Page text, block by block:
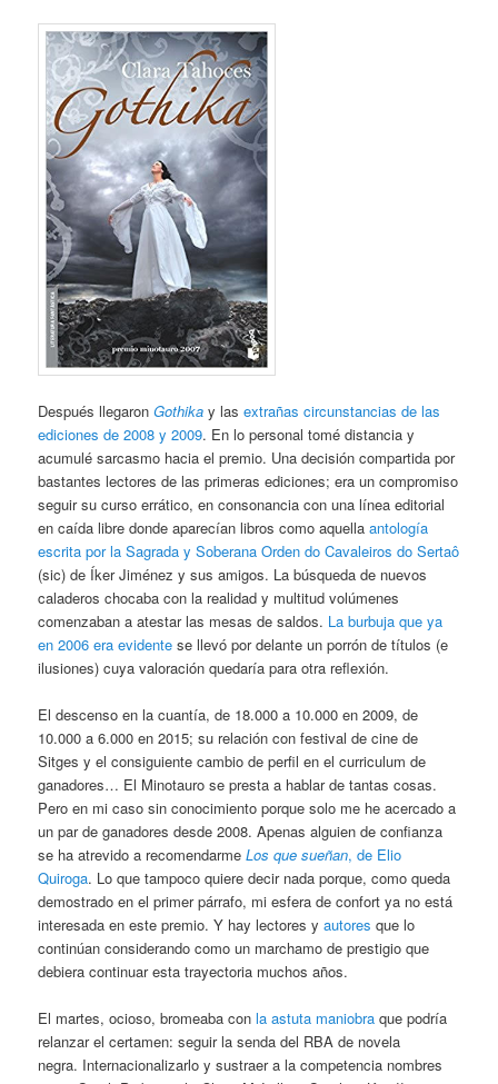
Después llegaronGothika y lasextrañas circunstancias de las
ediciones de 2008 y 2009. En lo personal tomé distancia y
acumulé sarcasmo hacia el premio. Una decisión compartida por
bastantes lectores de las primeras ediciones; era un compromiso
seguir su curso errático, en consonancia con una línea editorial
en caída libre donde aparecían libros como aquellaantología
escrita por la Sagrada y Soberana Orden do Cavaleiros do Sertaô
(sic) de Íker Jiménez y sus amigos. La búsqueda de nuevos
caladeros chocaba con la realidad y multitud volúmenes
comenzaban a atestar las mesas de saldos. La burbuja que ya
en 2006 era evidente se llevó por delante un porrón de títulos (e
ilusiones) cuya valoración quedaría para otra reflexión.
El descenso en la cuantía, de 18.000 a 10.000 en 2009, de
10.000 a 6.000 en 2015; su relación con festival de cine de
Sitges y el consiguiente cambio de perfil en el curriculum de
ganadores… El Minotauro se presta a hablar de tantas cosas.
Pero en mi caso sin conocimiento porque solo me he acercado a
un par de ganadores desde 2008. Apenas alguien de confianza
se ha atrevido a recomendarmeLos que sueñan, de Elio
Quiroga. Lo que tampoco quiere decir nada porque, como queda
demostrado en el primer párrafo, mi esfera de confort ya no está
interesada en este premio. Y hay lectores yautores que lo
continúan considerando como un marchamo de prestigio que
debiera continuar esta trayectoria muchos años.
El martes, ocioso, bromeaba conla astuta maniobra que podría
relanzar el certamen: seguir la senda del RBA de novela
negra. Internacionalizarlo y sustraer a la competencia nombres